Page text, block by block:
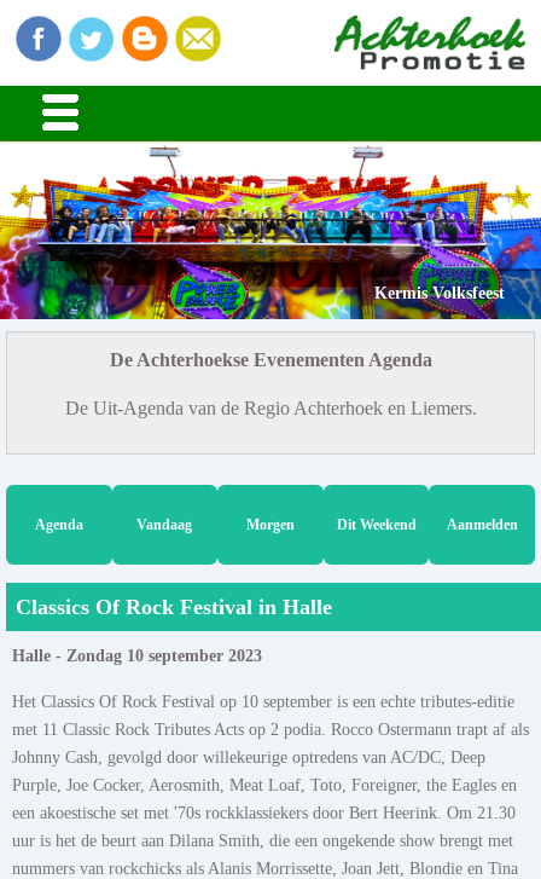
Kermis Volksfeest
De Achterhoekse Evenementen Agenda
De Uit-Agenda van de Regio Achterhoek en Liemers.
Agenda Vandaag Morgen Dit Weekend Aanmelden
Classics Of Rock Festival in Halle
Halle - Zondag 10 september 2023
Het Classics Of Rock Festival op 10 september is een echte tributes-editie
met 11 Classic Rock Tributes Acts op 2 podia. Rocco Ostermann trapt af als
Johnny Cash, gevolgd door willekeurige optredens van AC/DC, Deep
Purple, Joe Cocker, Aerosmith, Meat Loaf, Toto, Foreigner, the Eagles en
een akoestische set met '70s rockklassiekers door Bert Heerink. Om 21.30
uur is het de beurt aan Dilana Smith, die een ongekende show brengt met
nummers van rockchicks als Alanis Morrissette, Joan Jett, Blondie en Tina